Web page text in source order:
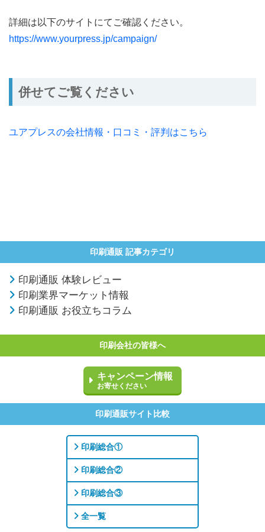
詳細は以下のサイトにてご確認ください。
https://www.yourpress.jp/campaign/
併せてご覧ください
ユアプレスの会社情報・口コミ・評判はこちら
印刷通販 記事カテゴリ
印刷通販 体験レビュー
印刷業界マーケット情報
印刷通販 お役立ちコラム
印刷会社の皆様へ
キャンペーン情報
お寄せください
印刷通販サイト比較
印刷総合①
印刷総合②
印刷総合③
全一覧